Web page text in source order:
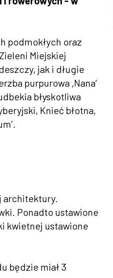
podmokłych oraz
Miejskiej
jak i długie
purpurowa ,Nana’
błyskotliwa
Knieć błotna,
architektury.
Ponadto ustawione
kwietnej ustawione
będzie miał 3